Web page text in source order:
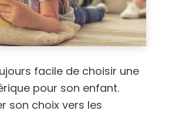
facile de choisir une
pour son enfant.
son choix vers les